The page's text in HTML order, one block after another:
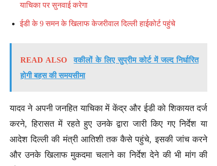
याचिका पर सुनवाई करेगा
ईडी के 9 समन के खिलाफ केजरीवाल दिल्ली हाईकोर्ट पहुंचे
READ ALSO
वकीलों के लिए सुप्रीम कोर्ट में जल्द निर्धारित
होगी बहस की समयसीमा
यादव ने अपनी जनहित याचिका में केंद्र और ईडी को शिकायत दर्ज
करने, हिरासत में रहते हुए उनके द्वारा जारी किए गए निर्देश या
आदेश दिल्ली की मंत्री आतिशी तक कैसे पहुंचे, इसकी जांच करने
और उनके खिलाफ मुकदमा चलाने का निर्देश देने की भी मांग की